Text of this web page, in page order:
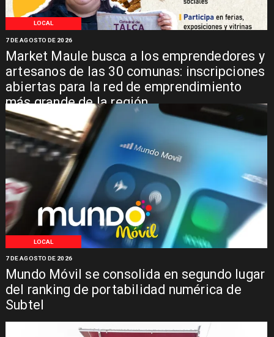
LOCAL
Market Maule busca a los emprendedores y
artesanos de las 30 comunas: inscripciones
abiertas para la red de emprendimiento
más grande de la región
7 DE AGOSTO DE 2026
LOCAL
Mundo Móvil se consolida en segundo lugar
del ranking de portabilidad numérica de
Subtel
7 DE AGOSTO DE 2026